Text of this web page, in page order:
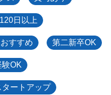
日以上
すすめ 第二新卒OK
OK
タートアップ